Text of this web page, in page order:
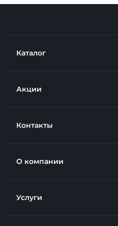
Каталог
Акции
Контакты
О компании
Новости
Услуги